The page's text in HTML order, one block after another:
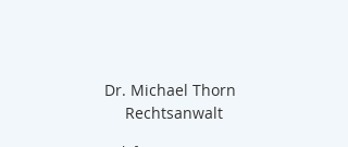
Dr. Michael Thorn
Rechtsanwalt